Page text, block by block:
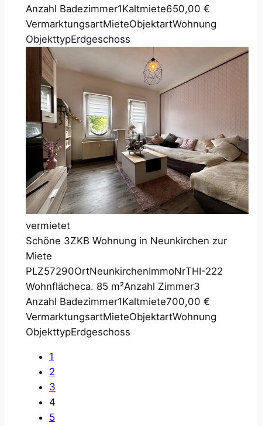
Anzahl Badezimmer1Kaltmiete650,00 €
VermarktungsartMieteObjektartWohnung
ObjekttypErdgeschoss
vermietet
Schöne 3ZKB Wohnung in Neunkirchen zur
Miete
PLZ57290OrtNeunkirchenImmoNrTHI-222
Wohnflächeca. 85 m²Anzahl Zimmer3
Anzahl Badezimmer1Kaltmiete700,00 €
VermarktungsartMieteObjektartWohnung
ObjekttypErdgeschoss
1
2
3
4
5